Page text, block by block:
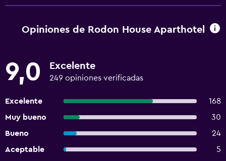
Opiniones de Rodon House Aparthotel
9,0 Excelente
249 opiniones verificadas
Excelente
168
Muy bueno
30
Bueno
24
Aceptable
5